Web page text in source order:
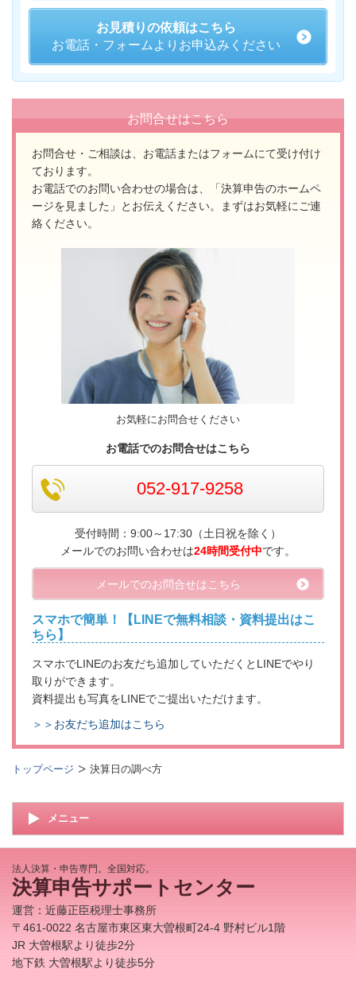
お見積りの依頼はこちら
お電話・フォームよりお申込みください
お問合せはこちら
お問合せ・ご相談は、お電話またはフォームにて受け付け
ております。
お電話でのお問い合わせの場合は、「決算申告のホームペ
ージを見ました」とお伝えください。
まずはお気軽にご連
絡ください。
お気軽にお問合せください
お電話でのお問合せはこちら
052-917-9258
受付時間： 9:00～17:30（土日祝を除く）
メールでのお問い合わせは24時間受付中です。
メールでのお問合せはこちら
スマホで簡単！【LINEで無料相談・資料提出はこ
ちら】
スマホでLINEのお友だち追加していただくとLINEでやり
取りができます。
資料提出も写真をLINEでご提出いただけます。
＞＞お友だち追加はこちら
トップページ 決算日の調べ方
メニュー
法人決算・申告専門。全国対応。
決算申告サポートセンター
運営：近藤正臣税理士事務所
〒461‐0022 名古屋市東区東大曽根町24-4 野村ビル1階
JR 大曽根駅より徒歩2分
地下鉄 大曽根駅より徒歩5分